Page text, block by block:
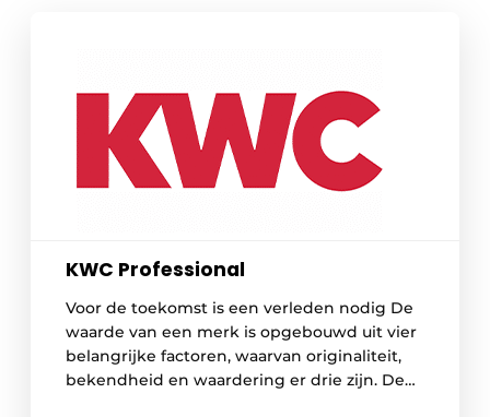
KWC Professional
Voor de toekomst is een verleden nodig De
waarde van een merk is opgebouwd uit vier
belangrijke factoren, waarvan originaliteit,
bekendheid en waardering er drie zijn. De